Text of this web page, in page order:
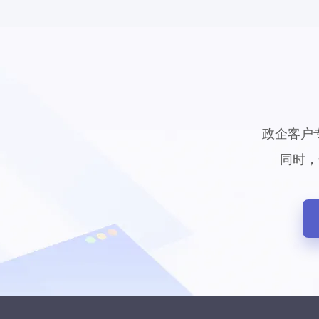
政企客户
同时